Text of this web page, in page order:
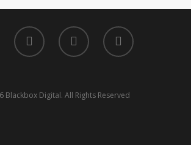
Blackbox Digital. All Rights Reserved